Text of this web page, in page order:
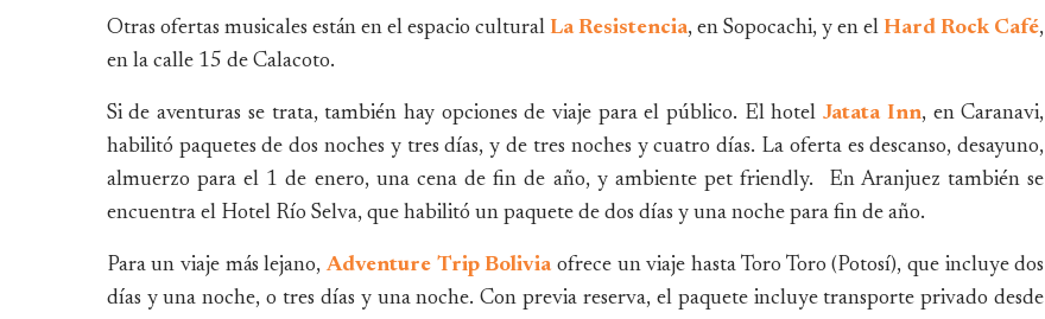
Otras ofertas musicales están en el espacio culturalLa Resistencia, en Sopocachi, y en elHard Rock Café,
en la calle 15 de Calacoto.
Si de aventuras se trata, también hay opciones de viaje para el público. El hotel Jatata Inn, en Caranavi,
habilitó paquetes de dos noches y tres días, y de tres noches y cuatro días. La oferta es descanso, desayuno,
almuerzo para el 1 de enero, una cena de fin de año, y ambiente pet friendly. En Aranjuez también se
encuentra el Hotel Río Selva, que habilitó un paquete de dos días y una noche para fin de año.
Para un viaje más lejano,Adventure Trip Boliviaofrece un viaje hasta Toro Toro (Potosí), que incluye dos
días y una noche, o tres días y una noche. Con previa reserva, el paquete incluye transporte privado desde